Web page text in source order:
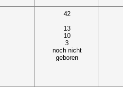
42
13
10
3
noch nicht
geboren